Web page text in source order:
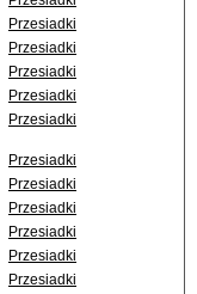
Przesiadki
Przesiadki
Przesiadki
Przesiadki
Przesiadki
Przesiadki
Przesiadki
Przesiadki
Przesiadki
Przesiadki
Przesiadki